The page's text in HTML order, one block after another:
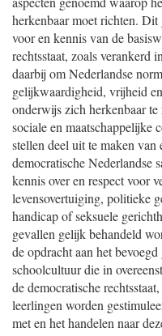
herkenbaar moet richten.
voor en kennis van de
rechtsstaat, zoals verankerd
daarbij om Nederlandse
gelijkwaardigheid, vrijheid
onderwijs zich herkenbaar
sociale en maatschappelijke
stellen deel uit te maken van
democratische Nederlandse
kennis over en respect voor
levensovertuiging, politieke
handicap of seksuele
gevallen gelijk behandeld
de opdracht aan het
schoolcultuur die in
de democratische
leerlingen worden
met en het handelen naar